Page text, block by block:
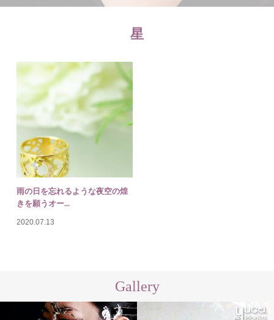
星
雨の日を忘れるような夜空の煌
きを願うオー...
2020.07.13
Gallery